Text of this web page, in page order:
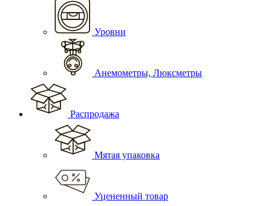
Уровни
Анемометры, Люксметры
Распродажа
Мятая упаковка
Уцененный товар